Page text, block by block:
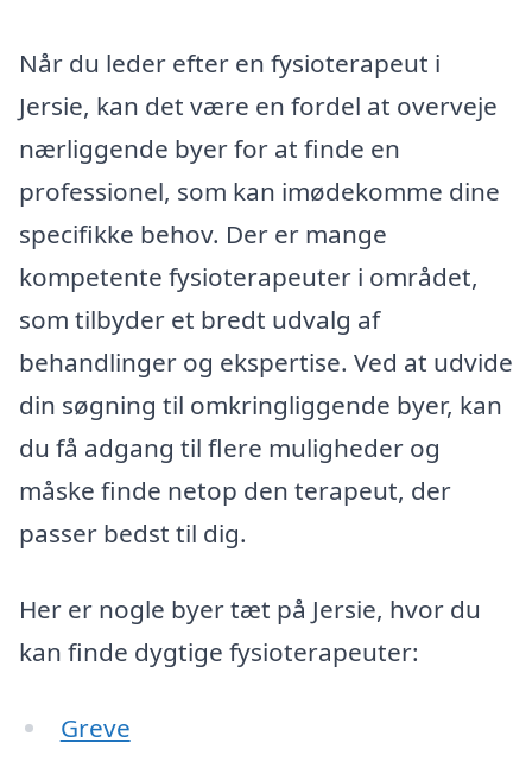
Når du leder efter en fysioterapeut i
Jersie, kan det være en fordel at overveje
nærliggende byer for at finde en
professionel, som kan imødekomme dine
specifikke behov. Der er mange
kompetente fysioterapeuter i området,
som tilbyder et bredt udvalg af
behandlinger og ekspertise. Ved at udvide
din søgning til omkringliggende byer, kan
du få adgang til flere muligheder og
måske finde netop den terapeut, der
passer bedst til dig.
Her er nogle byer tæt på Jersie, hvor du
kan finde dygtige fysioterapeuter:
Greve